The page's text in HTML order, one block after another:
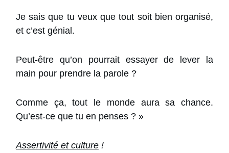
Je sais que tu veux que tout soit bien organisé,
et c’est génial.
Peut-être qu’on pourrait essayer de lever la
main pour prendre la parole ?
Comme ça, tout le monde aura sa chance.
Qu’est-ce que tu en penses ? »
Assertivité et culture !